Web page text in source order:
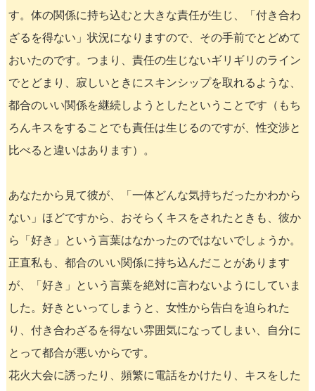
す。体の関係に持ち込むと大きな責任が生じ、「付き合わ
ざるを得ない」状況になりますので、その手前でとどめて
おいたのです。つまり、責任の生じないギリギリのライン
でとどまり、寂しいときにスキンシップを取れるような、
都合のいい関係を継続しようとしたということです（もち
ろんキスをすることでも責任は生じるのですが、性交渉と
比べると違いはあります）。
あなたから見て彼が、「一体どんな気持ちだったかわから
ない」ほどですから、おそらくキスをされたときも、彼か
ら「好き」という言葉はなかったのではないでしょうか。
正直私も、都合のいい関係に持ち込んだことがあります
が、「好き」という言葉を絶対に言わないようにしていま
した。好きといってしまうと、女性から告白を迫られた
り、付き合わざるを得ない雰囲気になってしまい、自分に
とって都合が悪いからです。
花火大会に誘ったり、頻繁に電話をかけたり、キスをした